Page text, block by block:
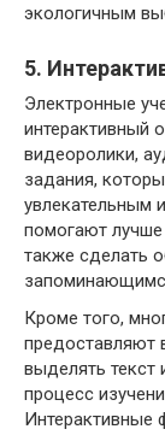
экологичным
5.
Электронные
интерактивный
видеоролики,
задания,
увлекательным
помогают
также сделать
Кроме того,
предоставляют
выделять текст
процесс
Интерактивные